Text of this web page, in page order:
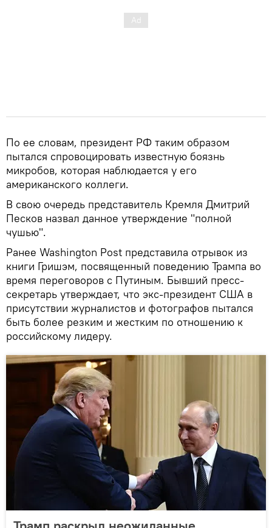
По ее словам, президент РФ таким образом
пытался спровоцировать известную боязнь
микробов, которая наблюдается у его
американского коллеги.
В свою очередь представитель Кремля Дмитрий
Песков назвал данное утверждение "полной
чушью".
Ранее Washington Post представила отрывок из
книги Гришэм, посвященный поведению Трампа во
время переговоров с Путиным. Бывший пресс-
секретарь утверждает, что экс-президент США в
присутствии журналистов и фотографов пытался
быть более резким и жестким по отношению к
российскому лидеру.